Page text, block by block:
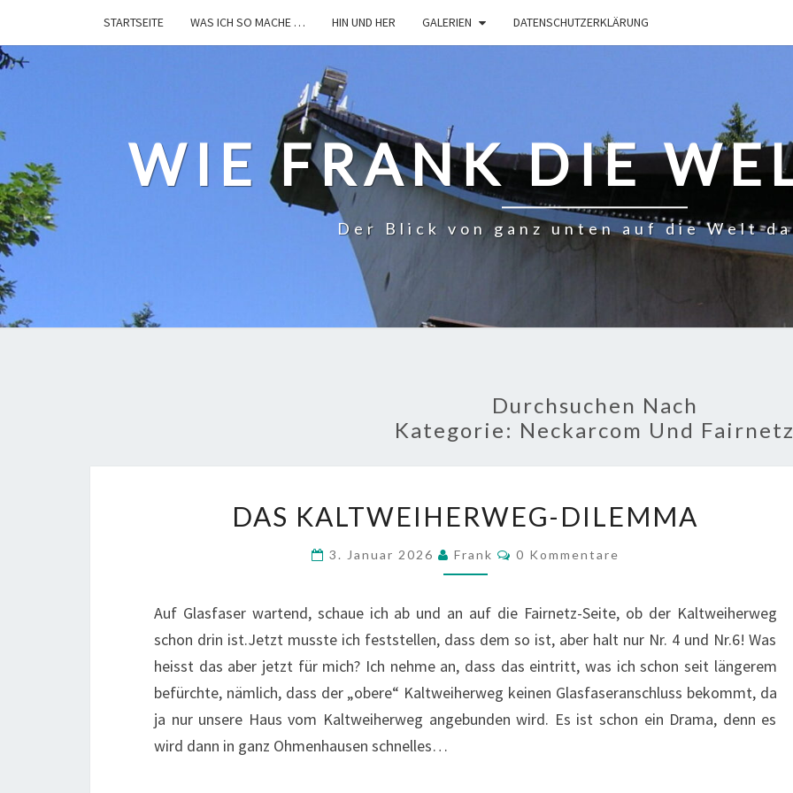
STARTSEITE WAS ICH SO MACHE … HIN UND HER GALERIEN DATENSCHUTZERKLÄRUNG
WIE FRANK DIE
Der Blick von ganz unten auf die Welt
Durchsuchen Nach
Kategorie: Neckarcom Und
KALTWEIHERWEG-
DILEMMA
DAS KALTWEIHERWEG-DILEMMA
3. Januar 2026 Frank Kommentare
0 Kommentare
Auf Glasfaser wartend, schaue ich ab und an auf die Fairnetz-Seite, ob der Kaltweiherweg
schon drin ist.Jetzt musste ich feststellen, dass dem so ist, aber halt nur Nr. 4 und Nr.6! Was
heisst das aber jetzt für mich? Ich nehme an, dass das eintritt, was ich schon seit längerem
befürchte, nämlich, dass der „obere“ Kaltweiherweg keinen Glasfaseranschluss bekommt, da
ja nur unsere Haus vom Kaltweiherweg angebunden wird. Es ist schon ein Drama, denn es
wird dann in ganz Ohmenhausen schnelles…